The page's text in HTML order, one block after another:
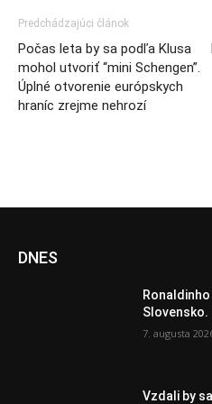
Predchádzajúci článok
Počas leta by sa podľa Klusa
mohol utvoriť “mini Schengen”.
Úplné otvorenie európskych
hraníc zrejme nehrozí
DNES
Slovensko.
7. augusta
Vzdali by